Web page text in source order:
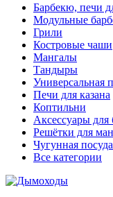
Барбекю, печи
Модульные
Грили
Костровые чаши
Мангалы
Тандыры
Универсальная
Печи для казана
Коптильни
Аксессуары для
Решётки для
Чугунная посуда
Все категории